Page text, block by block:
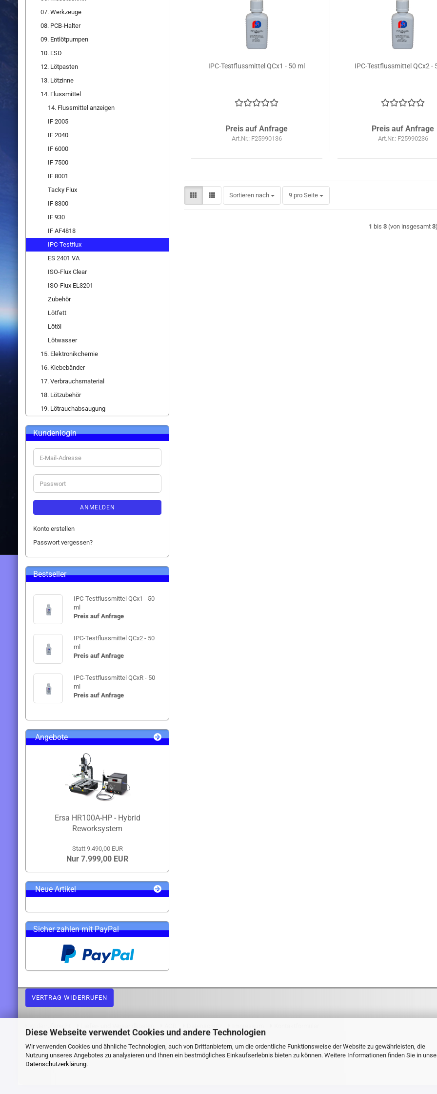
Diese Webseite verwendet Cookies und andere Technologien
Wir verwenden Cookies und ähnliche Technologien, auch von Drittanbietern, um die ordentliche Funktionsweise der Website zu gewährleisten, die
Nutzung unseres Angebotes zu analysieren und Ihnen ein bestmögliches Einkaufserlebnis bieten zu können. Weitere Informationen finden Sie in
Datenschutzerklärung.
IPC-Testflussmittel QCx1 - 50 ml
Preis auf Anfrage
Art.Nr.: F25990136
IPC-Testflussmittel QCx2 -
Preis auf Anfrage
Art.Nr.: F25990236
Sortieren nach
Sortieren nach 9 pro Seite
pro Seite
1 bis 3 (von insgesamt 3
07. Werkzeuge
08. PCB-Halter
09. Entlötpumpen
10. ESD
12. Lötpasten
13. Lötzinne
14. Flussmittel
14. Flussmittel anzeigen
IF 2005
IF 2040
IF 6000
IF 7500
IF 8001
Tacky Flux
IF 8300
IF 930
IF AF4818
IPC-Testflux
ES 2401 VA
ISO-Flux Clear
ISO-Flux EL3201
Zubehör
Lötfett
Lötöl
Lötwasser
15. Elektronikchemie
16. Klebebänder
17. Verbrauchsmaterial
18. Lötzubehör
19. Lötrauchabsaugung
Kundenlogin
E-
Mail-
Adresse
Passwort
ANMELDEN
Konto erstellen
Passwort vergessen?
Bestseller
IPC-Testflussmittel QCx1 - 50
ml
Preis auf Anfrage
IPC-Testflussmittel QCx2 - 50
ml
Preis auf Anfrage
IPC-Testflussmittel QCxR - 50
ml
Preis auf Anfrage
Angebote
Ersa HR100A-HP - Hybrid
Reworksystem
Statt 9.490,00 EUR
Nur 7.999,00 EUR
Neue Artikel
Sicher zahlen mit PayPal
VERTRAG WIDERRUFEN
Webshop erstellen
mit Gambio.de © 2026 Gambio Templates beiNetdexx.de